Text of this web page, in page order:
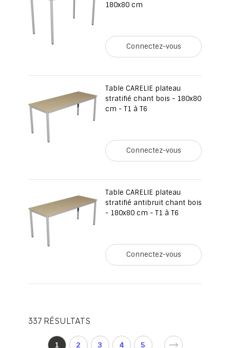
180x80 cm
Connectez-vous
Table CARELIE plateau
stratifié chant bois - 180x80
cm - T1 à T6
Connectez-vous
Table CARELIE plateau
stratifié antibruit chant bois
- 180x80 cm - T1 à T6
Connectez-vous
337 RÉSULTATS
d'accueil
Vous
1 2 3 4 5